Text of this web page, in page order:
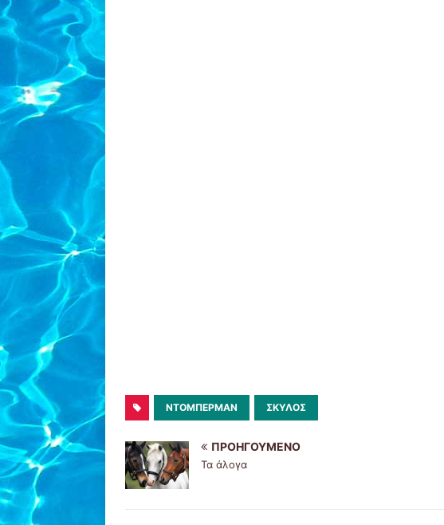
ΝΤΌΜΠΕΡΜΑΝ ΣΚΥΛΟΣ
ΠΡΟΗΓΟΎΜΕΝΟ
Τα άλογα